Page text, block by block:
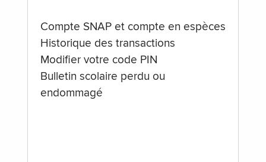
Compte SNAP et compte en espèces
Historique des transactions
Modifier votre code PIN
Bulletin scolaire perdu ou
endommagé